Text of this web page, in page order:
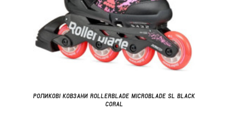
РОЛИКОВІ КОВЗАНИ ROLLERBLADE MICROBLADE SL BLACK
CORAL